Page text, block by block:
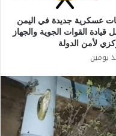
عسكرية جديدة في اليمن
قيادة القوات الجوية والجهاز
لأمن الدولة
يومين